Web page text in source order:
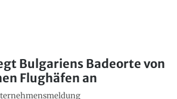
Bulgariens Badeorte von
Flughäfen an